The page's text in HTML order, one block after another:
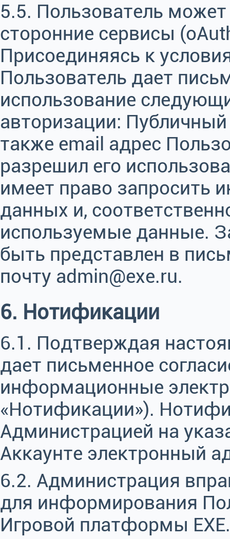
5.5. Пользователь
сторонние сервисы
Присоединяясь к
Пользователь дает
использование
авторизации:
также email адрес
разрешил его
имеет право запросить
данных и,
используемые данные.
быть представлен в
почту admin@exe.ru.
6. Нотификации
6.1. Подтверждая
дает письменное
информационные
«Нотификации»).
Администрацией на
Аккаунте электронный
6.2. Администрация
для информирования
Игровой платформы ЕХЕ.